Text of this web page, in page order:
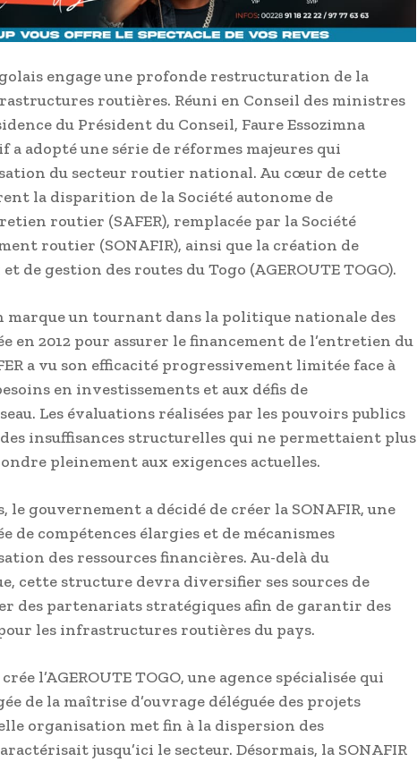
engage une profonde restructuration de la
routières. Réuni en Conseil des ministres
du Président du Conseil, Faure Essozimna
a adopté une série de réformes majeures qui
du secteur routier national. Au cœur de cette
la disparition de la Société autonome de
routier (SAFER), remplacée par la Société
routier (SONAFIR), ainsi que la création de
de gestion des routes du Togo (AGEROUTE TOGO).
un tournant dans la politique nationale des
en 2012 pour assurer le financement de l’entretien du
a vu son efficacité progressivement limitée face à
en investissements et aux défis de
Les évaluations réalisées par les pouvoirs publics
insuffisances structurelles qui ne permettaient plus
pleinement aux exigences actuelles.
le gouvernement a décidé de créer la SONAFIR, une
de compétences élargies et de mécanismes
des ressources financières. Au-delà du
cette structure devra diversifier ses sources de
des partenariats stratégiques afin de garantir des
les infrastructures routières du pays.
l’AGEROUTE TOGO, une agence spécialisée qui
de la maîtrise d’ouvrage déléguée des projets
organisation met fin à la dispersion des
jusqu’ici le secteur. Désormais, la SONAFIR